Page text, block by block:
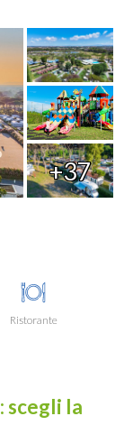
+37
Ristorante
: scegli la